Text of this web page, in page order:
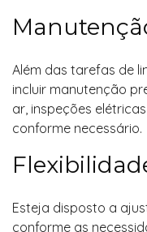
Além das tarefas de
incluir manutenção
ar, inspeções
conforme necessário.
Esteja disposto a
conforme as